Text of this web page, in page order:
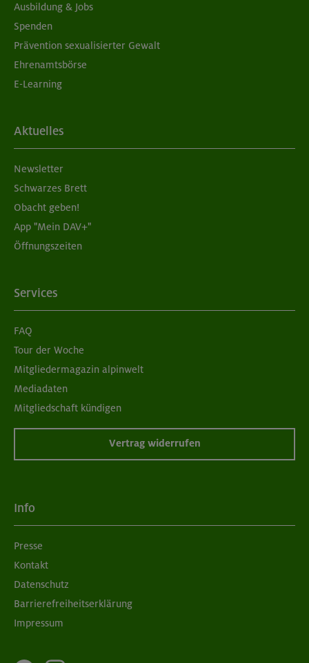
Ausbildung & Jobs
Spenden
Prävention sexualisierter Gewalt
Ehrenamtsbörse
E-Learning
Aktuelles
Newsletter
Schwarzes Brett
Obacht geben!
App "Mein DAV+"
Öffnungszeiten
Services
FAQ
Tour der Woche
Mitgliedermagazin alpinwelt
Mediadaten
Mitgliedschaft kündigen
Vertrag widerrufen
Info
Presse
Kontakt
Datenschutz
Barrierefreiheitserklärung
Impressum